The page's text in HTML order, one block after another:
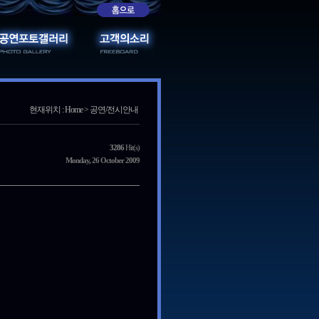
현재위치 : Home > 공연/전시안내
3286Hit(s)
Monday, 26 October 2009